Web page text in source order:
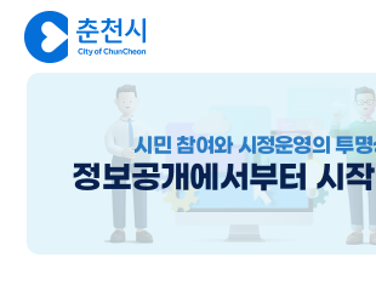
시민 참여와 시정운영의 투
정보공개에서부터 시